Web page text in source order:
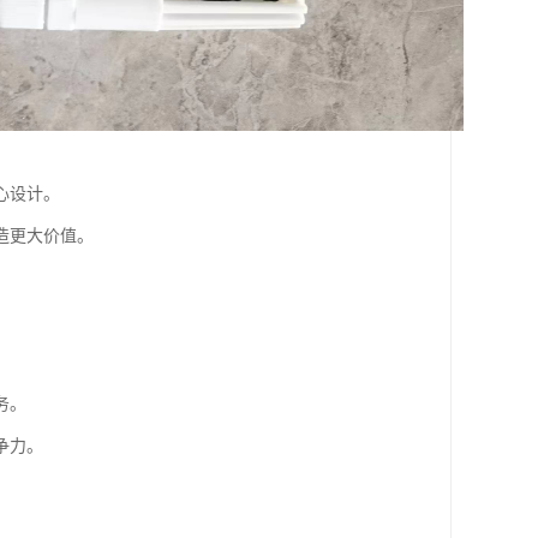
计。
大价值。
。